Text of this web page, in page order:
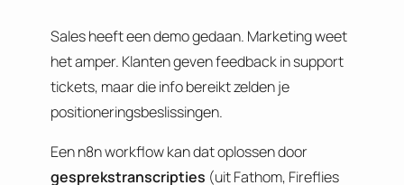
Sales heeft een demo gedaan. Marketing weet
het amper. Klanten geven feedback in support
tickets, maar die info bereikt zelden je
positioneringsbeslissingen.
Een n8n workflow kan dat oplossen door
gesprekstranscripties (uit Fathom, Fireflies